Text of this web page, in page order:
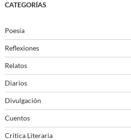
CATEGORÍAS
Poesía
Reflexiones
Relatos
Diarios
Divulgación
Cuentos
Crítica Literaria